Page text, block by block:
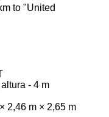
to "United
- 4 m
2,46 m × 2,65 m